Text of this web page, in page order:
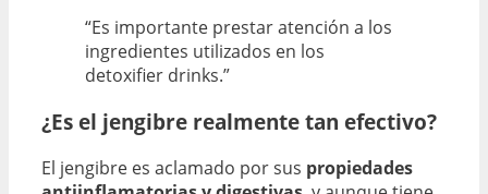
“Es importante prestar atención a los
ingredientes utilizados en los
detoxifier drinks.”
¿Es el jengibre realmente tan efectivo?
El jengibre es aclamado por sus propiedades